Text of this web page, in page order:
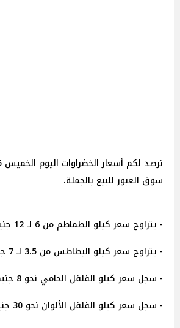
سوق العبور للبيع بالجملة.
- يتراوح سعر كيلو الطماطم من 6 لـ 12 جنيها.
- يتراوح سعر كيلو البطاطس من 3.5 لـ 7 جنيهات.
- سجل سعر كيلو الفلفل الحامي نحو 8 جنيهات
- سجل سعر كيلو الفلفل الألوان نحو 30 جنيها.